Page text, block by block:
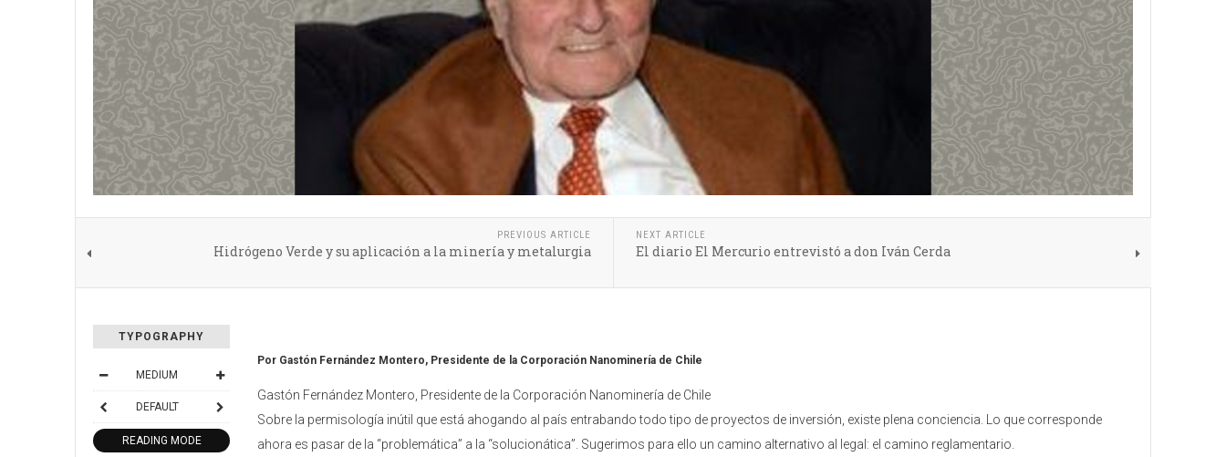
PREVIOUS ARTICLE
Hidrógeno Verde y su aplicación a la minería y metalurgia
NEXT ARTICLE
El diario El Mercurio entrevistó a don Iván Cerda
TYPOGRAPHY
MEDIUM
DEFAULT
READING MODE
Por Gastón Fernández Montero, Presidente de la Corporación Nanominería de Chile
Gastón Fernández Montero, Presidente de la Corporación Nanominería de Chile
Sobre la permisología inútil que está ahogando al país entrabando todo tipo de proyectos de inversión, existe plena conciencia. Lo que corresponde
ahora es pasar de la “problemática” a la “solucionática”. Sugerimos para ello un camino alternativo al legal: el camino reglamentario.